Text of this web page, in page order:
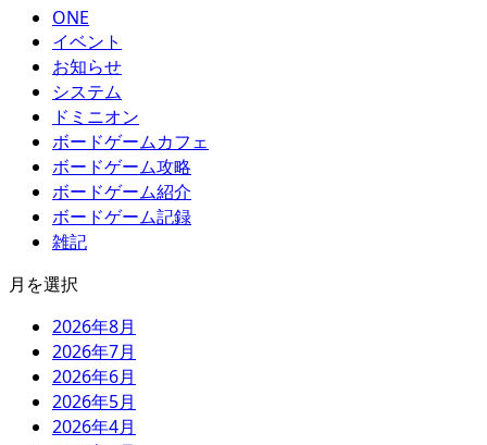
ONE
イベント
お知らせ
システム
ドミニオン
ボードゲームカフェ
ボードゲーム攻略
ボードゲーム紹介
ボードゲーム記録
雑記
月を選択
2026年8月
2026年7月
2026年6月
2026年5月
2026年4月